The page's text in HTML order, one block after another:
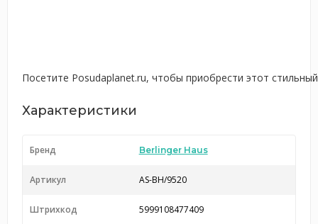
Посетите Posudaplanet.ru, чтобы приобрести этот
Характеристики
Бренд Berlinger Haus
Артикул AS-BH/9520
Штрихкод 5999108477409